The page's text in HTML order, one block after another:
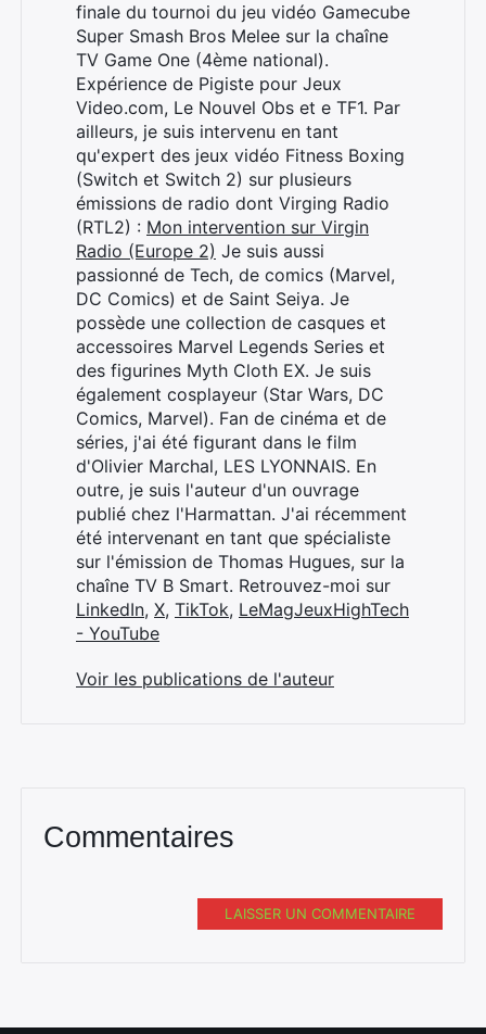
finale du tournoi du jeu vidéo Gamecube
Super Smash Bros Melee sur la chaîne
TV Game One (4ème national).
Expérience de Pigiste pour Jeux
Video.com, Le Nouvel Obs et e TF1. Par
ailleurs, je suis intervenu en tant
qu'expert des jeux vidéo Fitness Boxing
(Switch et Switch 2) sur plusieurs
émissions de radio dont Virging Radio
(RTL2) : Mon intervention sur Virgin
Radio (Europe 2) Je suis aussi
passionné de Tech, de comics (Marvel,
DC Comics) et de Saint Seiya. Je
possède une collection de casques et
accessoires Marvel Legends Series et
des figurines Myth Cloth EX. Je suis
également cosplayeur (Star Wars, DC
Comics, Marvel). Fan de cinéma et de
séries, j'ai été figurant dans le film
d'Olivier Marchal, LES LYONNAIS. En
outre, je suis l'auteur d'un ouvrage
publié chez l'Harmattan. J'ai récemment
été intervenant en tant que spécialiste
sur l'émission de Thomas Hugues, sur la
chaîne TV B Smart. Retrouvez-moi sur
LinkedIn, X, TikTok, LeMagJeuxHighTech
- YouTube
Voir les publications de l'auteur
Commentaires
LAISSER UN COMMENTAIRE